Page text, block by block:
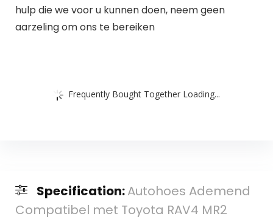
hulp die we voor u kunnen doen, neem geen
aarzeling om ons te bereiken
Frequently Bought Together Loading...
Specification:Autohoes Ademend
Compatibel met Toyota RAV4 MR2